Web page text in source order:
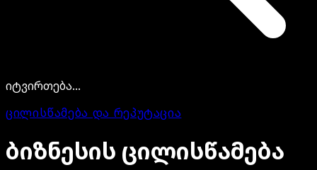
იტვირთება...
ცილისწამება და რეპუტაცია
ბიზნესის ცილისწამება